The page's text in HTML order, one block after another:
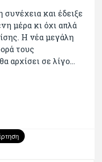
συνέχεια και έδειξε
μέρα κι όχι απλά
Η νέα μεγάλη
τους
αρχίσει σε λίγο…